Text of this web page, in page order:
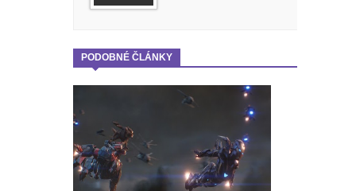
PODOBNÉ ČLÁNKY